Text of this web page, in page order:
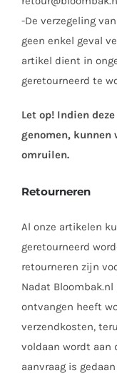
-De verzegeling
geen enkel geval
artikel dient in
geretourneerd te
Let op! Indien
genomen,
omruilen.
Retourneren
Al onze artikelen
geretourneerd
retourneren zijn
Nadat
ontvangen heeft
verzendkosten,
voldaan wordt aan
aanvraag is